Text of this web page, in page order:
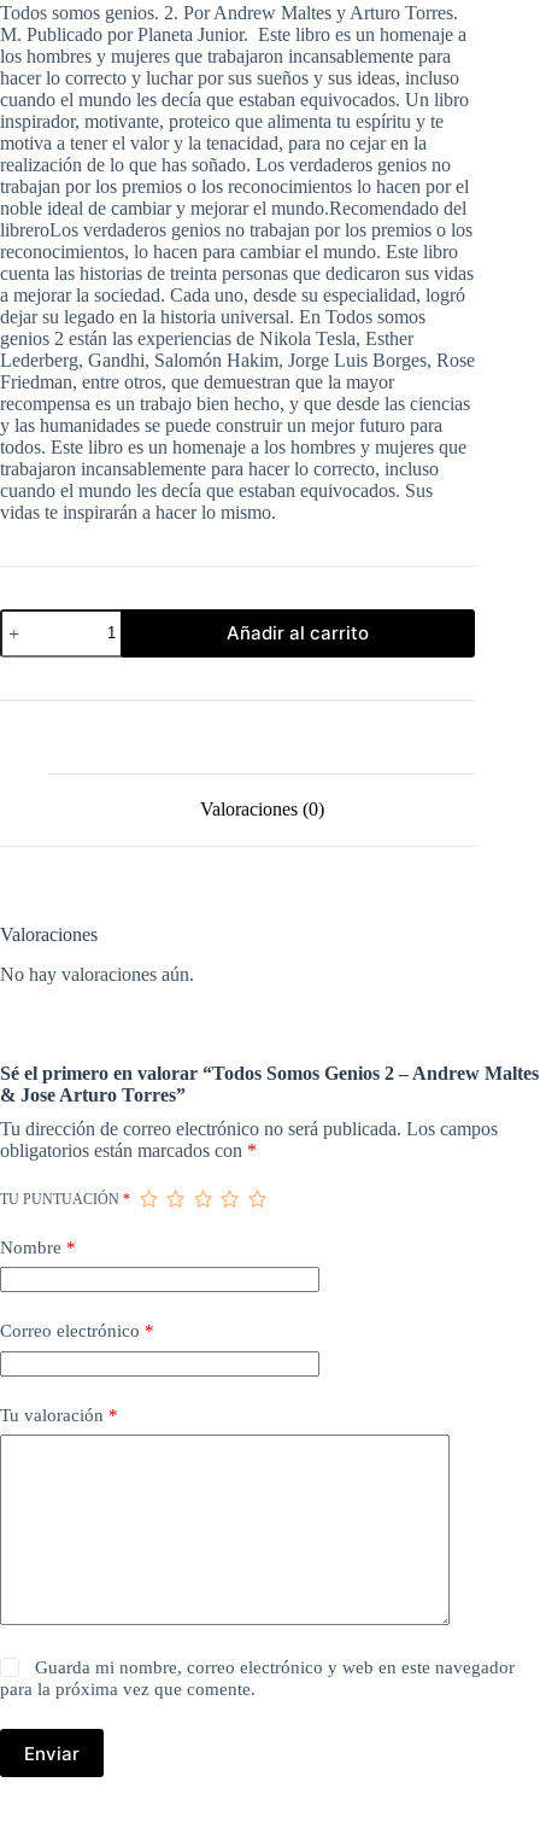
Todos somos genios. 2. Por Andrew Maltes y Arturo Torres.
M. Publicado por Planeta Junior. Este libro es un homenaje a
los hombres y mujeres que trabajaron incansablemente para
hacer lo correcto y luchar por sus sueños y sus ideas, incluso
cuando el mundo les decía que estaban equivocados. Un libro
inspirador, motivante, proteico que alimenta tu espíritu y te
motiva a tener el valor y la tenacidad, para no cejar en la
realización de lo que has soñado. Los verdaderos genios no
trabajan por los premios o los reconocimientos lo hacen por el
noble ideal de cambiar y mejorar el mundo.Recomendado del
libreroLos verdaderos genios no trabajan por los premios o los
reconocimientos, lo hacen para cambiar el mundo. Este libro
cuenta las historias de treinta personas que dedicaron sus vidas
a mejorar la sociedad. Cada uno, desde su especialidad, logró
dejar su legado en la historia universal. En Todos somos
genios 2 están las experiencias de Nikola Tesla, Esther
Lederberg, Gandhi, Salomón Hakim, Jorge Luis Borges, Rose
Friedman, entre otros, que demuestran que la mayor
recompensa es un trabajo bien hecho, y que desde las ciencias
y las humanidades se puede construir un mejor futuro para
todos. Este libro es un homenaje a los hombres y mujeres que
trabajaron incansablemente para hacer lo correcto, incluso
cuando el mundo les decía que estaban equivocados. Sus
vidas te inspirarán a hacer lo mismo.
Todos
Somos
Genios
-
cantidad
Añadir al carrito
Valoraciones (0)
Valoraciones
No hay valoraciones aún.
Sé el primero en valorar “Todos Somos Genios 2 – Andrew Maltes
& Jose Arturo Torres”
Tu dirección de correo electrónico no será publicada. Los campos
obligatorios están marcados con *
TU PUNTUACIÓN *
Nombre *
Correo electrónico *
Tu valoración *
Guarda mi nombre, correo electrónico y web en este navegador
para la próxima vez que comente.
Enviar